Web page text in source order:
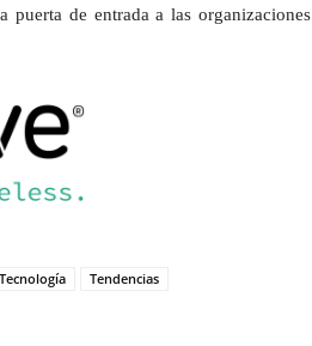
puerta de entrada a las organizaciones
Tecnología
Tendencias